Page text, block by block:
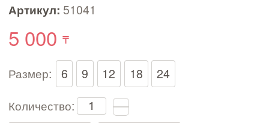
Артикул: 51041
5 000
Размер: 6 9 12 18
24
Количество: